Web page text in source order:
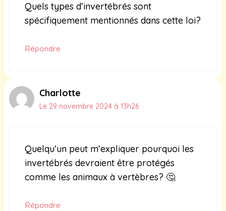
Quels types d’invertébrés sont
spécifiquement mentionnés dans cette loi?
Répondre
Charlotte
Le 29 novembre 2024 à 13h26
Quelqu’un peut m’expliquer pourquoi les
invertébrés devraient être protégés
comme les animaux à vertèbres? 🤔
Répondre